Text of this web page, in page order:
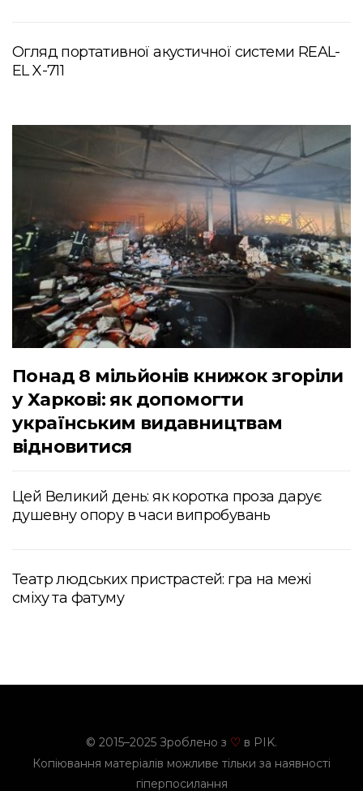
Огляд портативної акустичної системи REAL-
EL X-711
Понад 8 мільйонів книжок згоріли
у Харкові: як допомогти
українським видавництвам
відновитися
Цей Великий день: як коротка проза дарує
душевну опору в часи випробувань
Театр людських пристрастей: гра на межі
сміху та фатуму
© 2015–2025 Зроблено з ♡ в PIK.
Копіювання матеріалів можливе тільки за наявності
гіперпосилання